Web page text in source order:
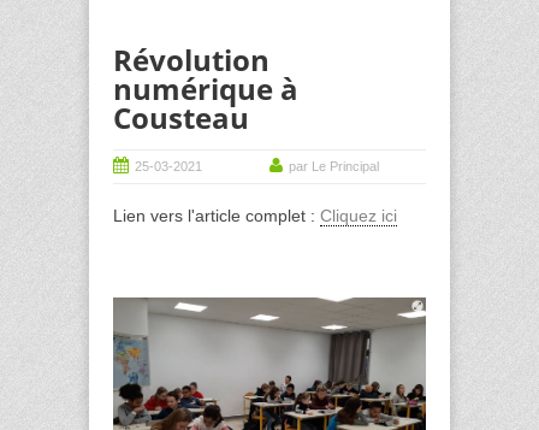
Révolution
numérique à
Cousteau
25-03-2021 par Le Principal
Lien vers l'article complet : Cliquez ici